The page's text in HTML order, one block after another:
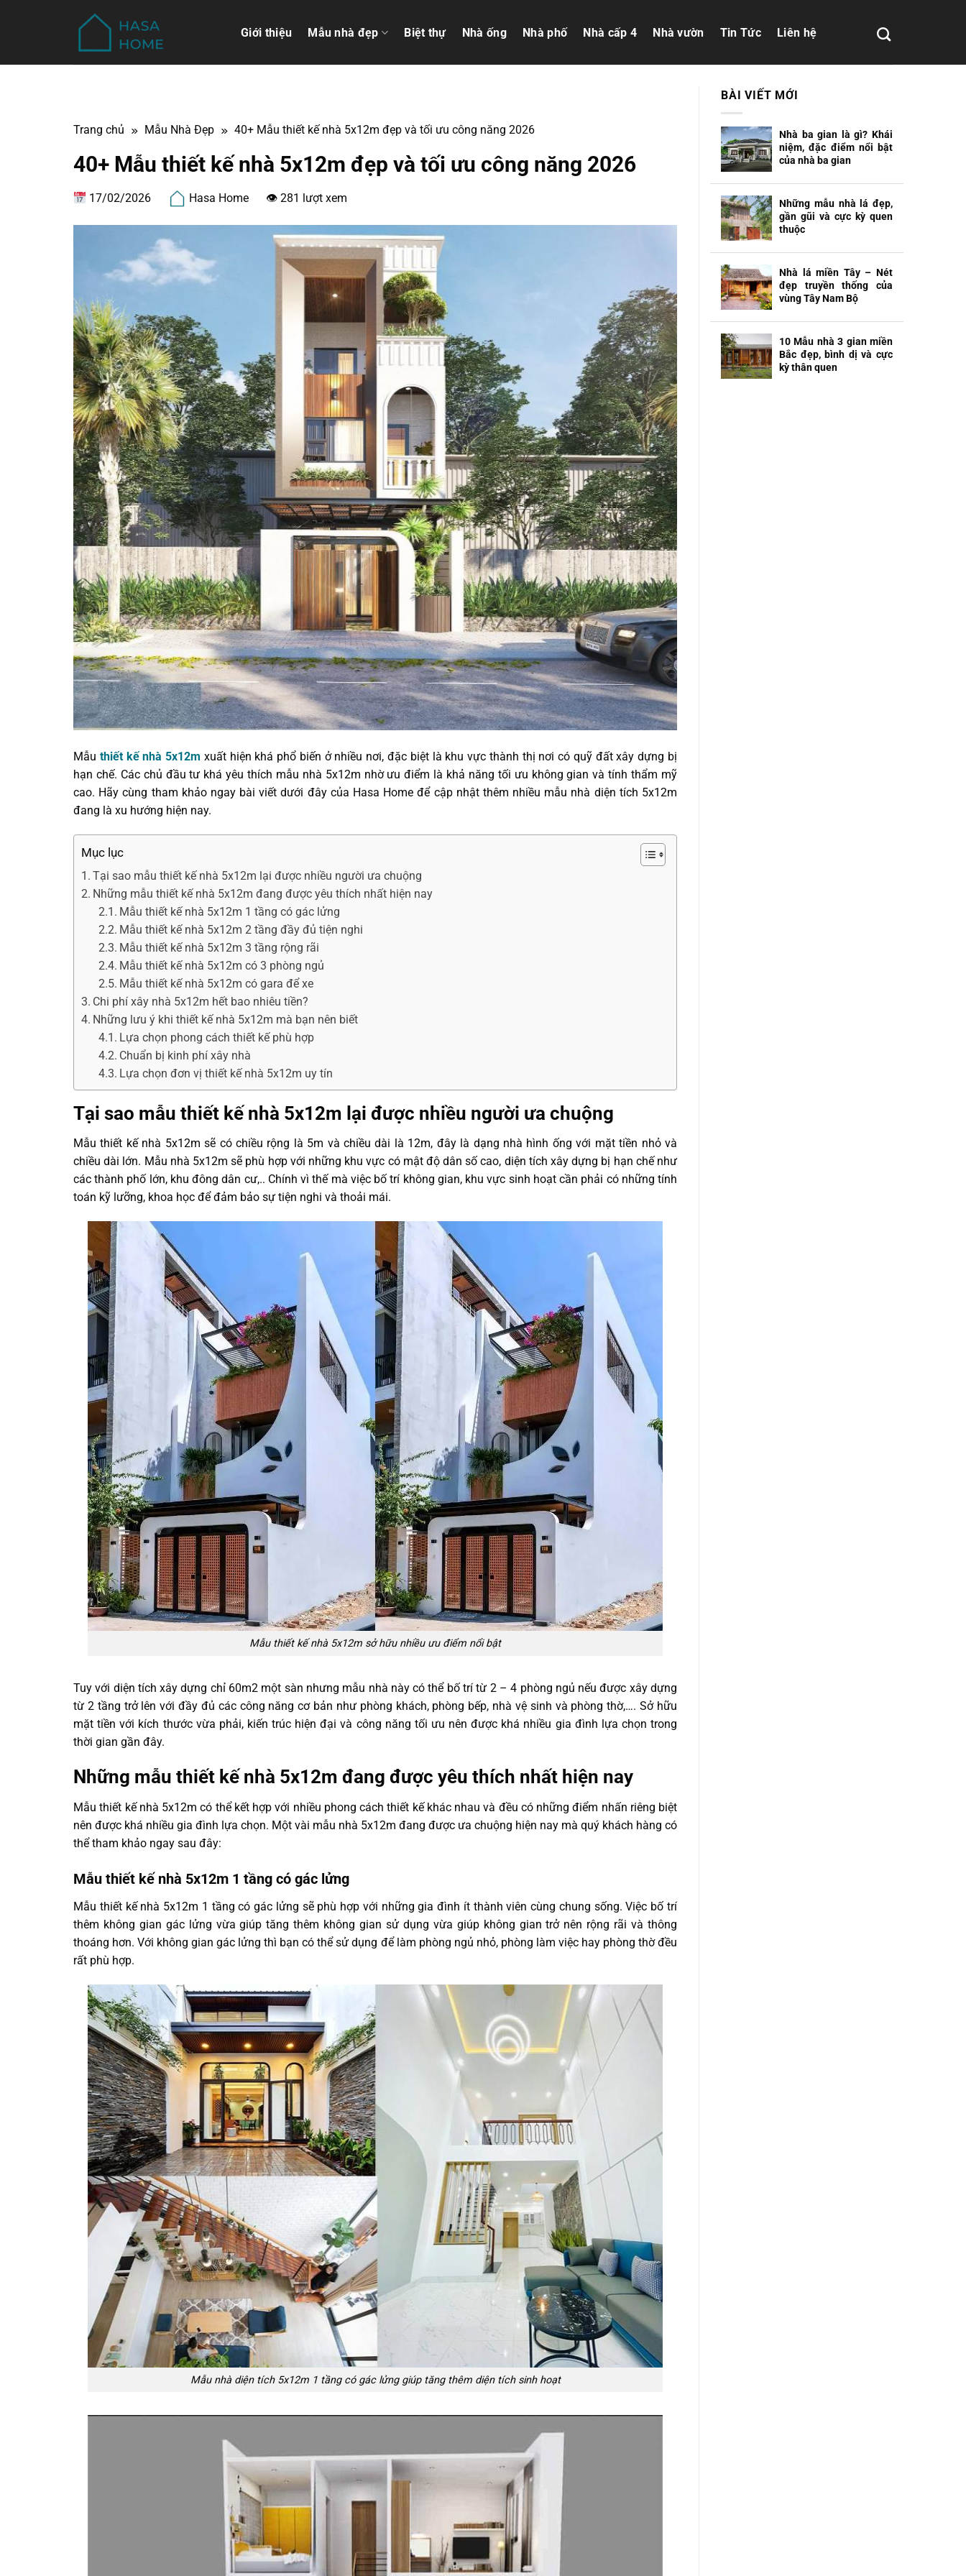
dung
Giới thiệu Mẫu nhà đẹp Biệt thự Nhà ống Nhà phố Nhà cấp 4 Nhà vườn Tin Tức Liên hệ
Trang chủ Mẫu Nhà Đẹp 40+ Mẫu thiết kế nhà 5x12m đẹp và tối ưu công năng 2026
40+ Mẫu thiết kế nhà 5x12m đẹp và tối ưu công năng 2026
17/02/2026 Hasa Home 👁 281 lượt xem
Mẫu thiết kế nhà 5x12m xuất hiện khá phổ biến ở nhiều nơi, đặc biệt là khu vực thành thị nơi có quỹ đất xây dựng bị
hạn chế. Các chủ đầu tư khá yêu thích mẫu nhà 5x12m nhờ ưu điểm là khả năng tối ưu không gian và tính thẩm mỹ
cao. Hãy cùng tham khảo ngay bài viết dưới đây của Hasa Home để cập nhật thêm nhiều mẫu nhà diện tích 5x12m
đang là xu hướng hiện nay.
Mục lục
Tại sao mẫu thiết kế nhà 5x12m lại được nhiều người ưa chuộng
Những mẫu thiết kế nhà 5x12m đang được yêu thích nhất hiện nay
Mẫu thiết kế nhà 5x12m 1 tầng có gác lửng
Mẫu thiết kế nhà 5x12m 2 tầng đầy đủ tiện nghi
Mẫu thiết kế nhà 5x12m 3 tầng rộng rãi
Mẫu thiết kế nhà 5x12m có 3 phòng ngủ
Mẫu thiết kế nhà 5x12m có gara để xe
Chi phí xây nhà 5x12m hết bao nhiêu tiền?
Những lưu ý khi thiết kế nhà 5x12m mà bạn nên biết
Lựa chọn phong cách thiết kế phù hợp
Chuẩn bị kinh phí xây nhà
Lựa chọn đơn vị thiết kế nhà 5x12m uy tín
Tại sao mẫu thiết kế nhà 5x12m lại được nhiều người ưa chuộng
Mẫu thiết kế nhà 5x12m sẽ có chiều rộng là 5m và chiều dài là 12m, đây là dạng nhà hình ống với mặt tiền nhỏ và
chiều dài lớn. Mẫu nhà 5x12m sẽ phù hợp với những khu vực có mật độ dân số cao, diện tích xây dựng bị hạn chế như
các thành phố lớn, khu đông dân cư,.. Chính vì thế mà việc bố trí không gian, khu vực sinh hoạt cần phải có những tính
toán kỹ lưỡng, khoa học để đảm bảo sự tiện nghi và thoải mái.
Mẫu thiết kế nhà 5x12m sở hữu nhiều ưu điểm nổi bật
Tuy với diện tích xây dựng chỉ 60m2 một sàn nhưng mẫu nhà này có thể bố trí từ 2 – 4 phòng ngủ nếu được xây dựng
từ 2 tầng trở lên với đầy đủ các công năng cơ bản như phòng khách, phòng bếp, nhà vệ sinh và phòng thờ,…. Sở hữu
mặt tiền với kích thước vừa phải, kiến trúc hiện đại và công năng tối ưu nên được khá nhiều gia đình lựa chọn trong
thời gian gần đây.
Những mẫu thiết kế nhà 5x12m đang được yêu thích nhất hiện nay
Mẫu thiết kế nhà 5x12m có thể kết hợp với nhiều phong cách thiết kế khác nhau và đều có những điểm nhấn riêng biệt
nên được khá nhiều gia đình lựa chọn. Một vài mẫu nhà 5x12m đang được ưa chuộng hiện nay mà quý khách hàng có
thể tham khảo ngay sau đây:
Mẫu thiết kế nhà 5x12m 1 tầng có gác lửng
Mẫu thiết kế nhà 5x12m 1 tầng có gác lửng sẽ phù hợp với những gia đình ít thành viên cùng chung sống. Việc bố trí
thêm không gian gác lửng vừa giúp tăng thêm không gian sử dụng vừa giúp không gian trở nên rộng rãi và thông
thoáng hơn. Với không gian gác lửng thì bạn có thể sử dụng để làm phòng ngủ nhỏ, phòng làm việc hay phòng thờ đều
rất phù hợp.
Mẫu nhà diện tích 5x12m 1 tầng có gác lửng giúp tăng thêm diện tích sinh hoạt
BÀI VIẾT MỚI
Nhà ba gian là gì? Khái
niệm, đặc điểm nổi bật
của nhà ba gian
Những mẫu nhà lá đẹp,
gần gũi và cực kỳ quen
thuộc
Nhà lá miền Tây – Nét
đẹp truyền thống của
vùng Tây Nam Bộ
10 Mẫu nhà 3 gian miền
Bắc đẹp, bình dị và cực
kỳ thân quen